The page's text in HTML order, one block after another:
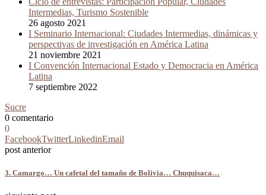
Intermedias, Turismo Sostenible
26 agosto 2021
I Seminario Internacional: Ciudades Intermedias, dinámicas y
perspectivas de investigación en América Latina
21 noviembre 2021
I Convención Internacional Estado y Democracia en América
Latina
7 septiembre 2022
Sucre
0 comentario
0
FacebookTwitterLinkedinEmail
post anterior
3. Camargo… Un cafetal del tamaño de Bolivia… Chuquisaca…